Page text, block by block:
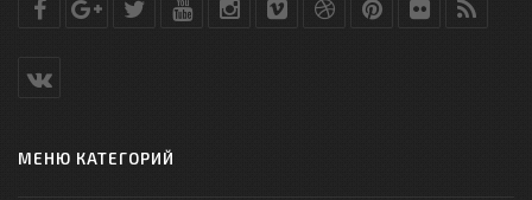
МЕНЮ КАТЕГОРИЙ